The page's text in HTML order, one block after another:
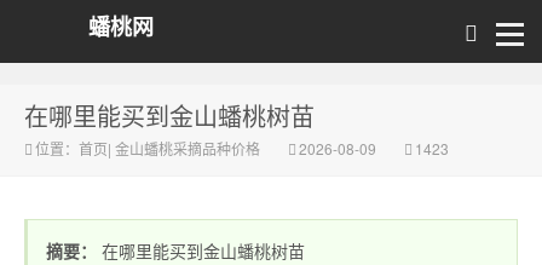
蟠桃网
在哪里能买到金山蟠桃树苗
位置： 首页| 金山蟠桃采摘品种价格 2026-08-09 1423
摘要： 在哪里能买到金山蟠桃树苗